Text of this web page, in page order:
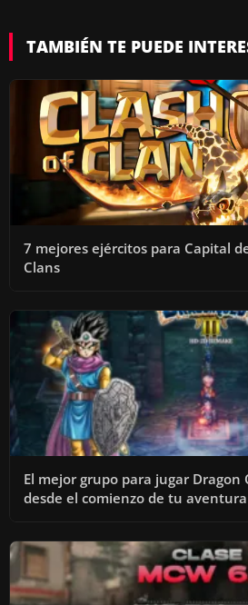
TAMBIÉN TE PUEDE
7 mejores ejércitos para Capital
Clans
El mejor grupo para jugar Dragon
desde el comienzo de tu aventura